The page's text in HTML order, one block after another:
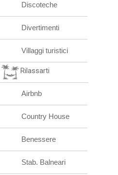
Discoteche
Divertimenti
Villaggi turistici
Rilassarti
Airbnb
Country House
Benessere
Stab. Balneari